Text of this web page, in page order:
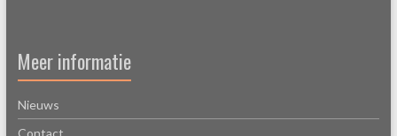
Meer informatie
Nieuws
Contact